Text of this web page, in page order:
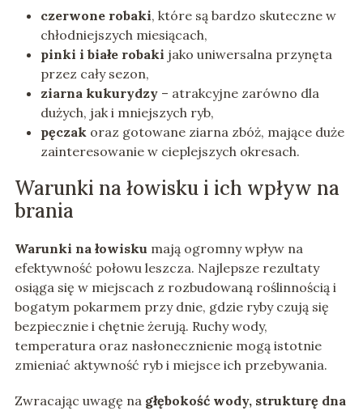
czerwone robaki, które są bardzo skuteczne w
chłodniejszych miesiącach,
pinki i białe robaki jako uniwersalna przynęta
przez cały sezon,
ziarna kukurydzy– atrakcyjne zarówno dla
dużych, jak i mniejszych ryb,
pęczakoraz gotowane ziarna zbóż, mające duże
zainteresowanie w cieplejszych okresach.
Warunki na łowisku i ich wpływ na
brania
Warunki na łowisku mają ogromny wpływ na
efektywność połowu leszcza. Najlepsze rezultaty
osiąga się w miejscach z rozbudowaną roślinnością i
bogatym pokarmem przy dnie, gdzie ryby czują się
bezpiecznie i chętnie żerują. Ruchy wody,
temperatura oraz nasłonecznienie mogą istotnie
zmieniać aktywność ryb i miejsce ich przebywania.
Zwracając uwagę na głębokość wody, strukturę dna